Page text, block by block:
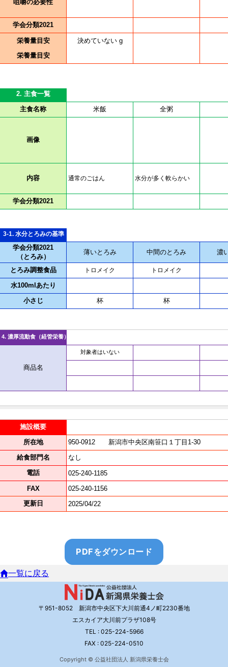
PDFをダウンロード
一覧に戻る
〒951-8052 新潟市中央区下大川前通4ノ町2230番地
エスカイア大川前プラザ108号
TEL : 025-224-5966
FAX : 025-224-0510
Copyright © 公益社団法人 新潟県栄養士会